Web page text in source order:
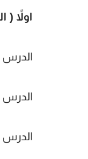
اولاً (
الدرس
الدرس
الدرس